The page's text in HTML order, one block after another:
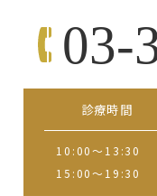
03-
診療時間
10:00～13:30
15:00～19:30